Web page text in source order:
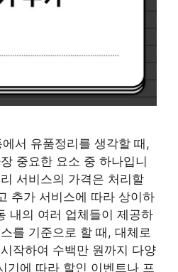
서 유품정리를 생각할 때,
중요한 요소 중 하나입니
서비스의 가격은 처리할
추가 서비스에 따라 상이하
내의 여러 업체들이 제공하
를 기준으로 할 때, 대체로
작하여 수백만 원까지 다양
기에 따라 할인 이벤트나 프